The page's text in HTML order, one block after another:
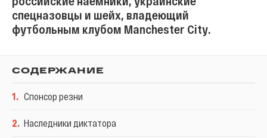
спецназовцы и шейх, владеющий
футбольным клубом Manchester City.
СОДЕРЖАНИЕ
1. Спонсор резни
2. Наследники диктатора